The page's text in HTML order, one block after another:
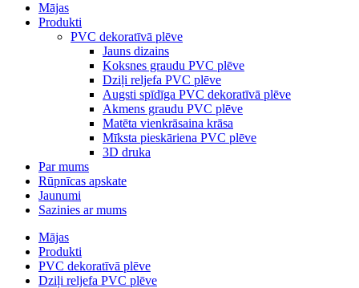
Mājas
Produkti
PVC dekoratīvā plēve
Jauns dizains
Koksnes graudu PVC plēve
Dziļi reljefa PVC plēve
Augsti spīdīga PVC dekoratīvā plēve
Akmens graudu PVC plēve
Matēta vienkrāsaina krāsa
Mīksta pieskāriena PVC plēve
3D druka
Par mums
Rūpnīcas apskate
Jaunumi
Sazinies ar mums
Mājas
Produkti
PVC dekoratīvā plēve
Dziļi reljefa PVC plēve